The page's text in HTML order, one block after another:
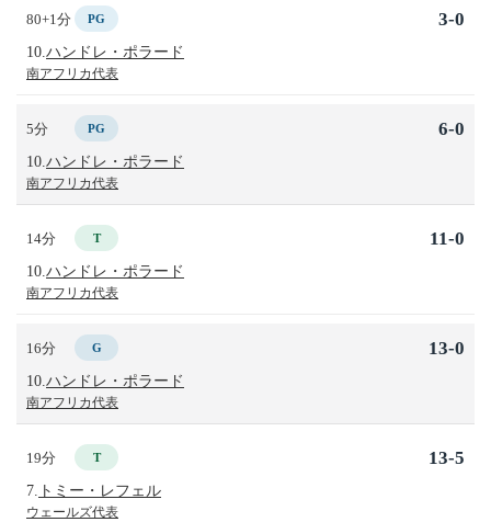
80+1分 PG
10. ハンドレ・ポラード
南アフリカ代表
3-0
5分 PG
10. ハンドレ・ポラード
南アフリカ代表
6-0
14分 T
10. ハンドレ・ポラード
南アフリカ代表
11-0
16分 G
10. ハンドレ・ポラード
南アフリカ代表
13-0
19分 T
7. トミー・レフェル
ウェールズ代表
13-5